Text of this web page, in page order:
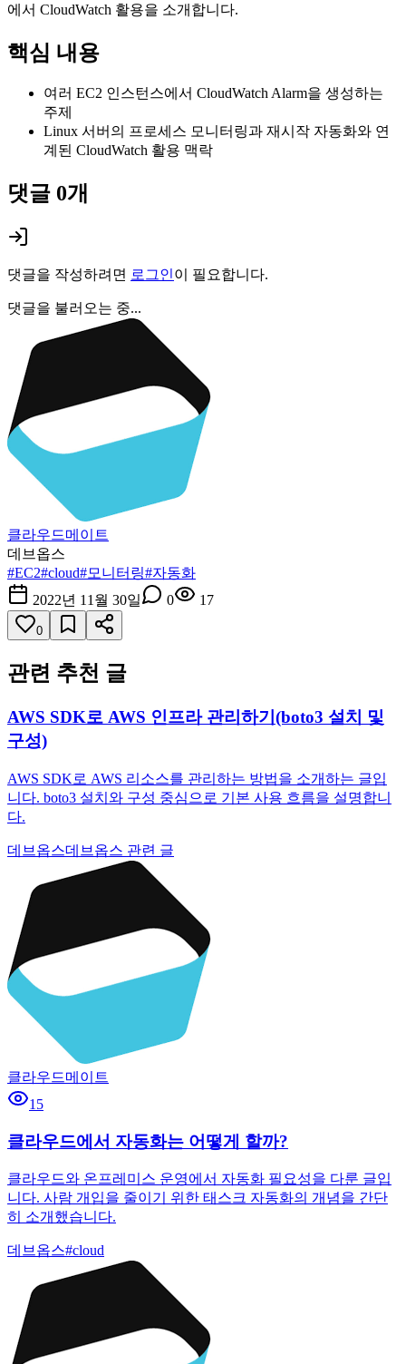
에서 CloudWatch 활용을 소개합니다.
핵심 내용
여러 EC2 인스턴스에서 CloudWatch Alarm을 생성하는
주제
Linux 서버의 프로세스 모니터링과 재시작 자동화와 연
계된 CloudWatch 활용 맥락
댓글 0개
댓글을 작성하려면 로그인이 필요합니다.
댓글을 불러오는 중...
클라우드메이트
데브옵스
#EC2#cloud#모니터링#자동화
2022년 11월 30일
0 17
0
관련 추천 글
AWS SDK로 AWS 인프라 관리하기(boto3 설치 및
구성)
AWS SDK로 AWS 리소스를 관리하는 방법을 소개하는 글입
니다. boto3 설치와 구성 중심으로 기본 사용 흐름을 설명합니
다.
데브옵스데브옵스 관련 글
클라우드메이트
15
클라우드에서 자동화는 어떻게 할까?
클라우드와 온프레미스 운영에서 자동화 필요성을 다룬 글입
니다. 사람 개입을 줄이기 위한 태스크 자동화의 개념을 간단
히 소개했습니다.
데브옵스#cloud